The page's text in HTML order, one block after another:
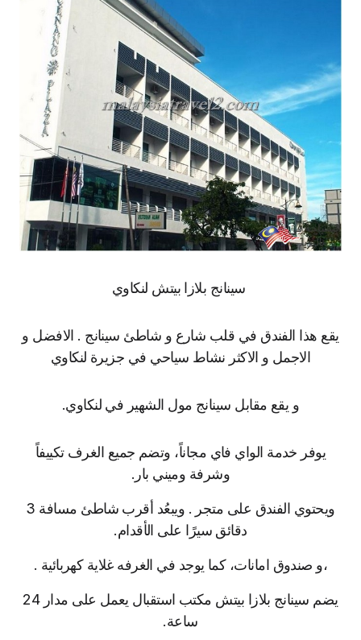
سينانج بلازا بيتش لنكاوي
يقع هذا الفندق في قلب شارع و شاطئ سينانج . الافضل و
الاجمل و الاكثر نشاط سياحي في جزيرة لنكاوي
و يقع مقابل سينانج مول الشهير في لنكاوي.
يوفر خدمة الواي فاي مجاناً، وتضم جميع الغرف تكييفاً
وشرفة وميني بار.
ويحتوي الفندق على متجر . ويبعُد أقرب شاطئ مسافة 3
دقائق سيرًا على الأقدام.
،و صندوق امانات، كما يوجد في الغرفه غلاية كهربائية .
يضم سينانج بلازا بيتش مكتب استقبال يعمل على مدار 24
ساعة.